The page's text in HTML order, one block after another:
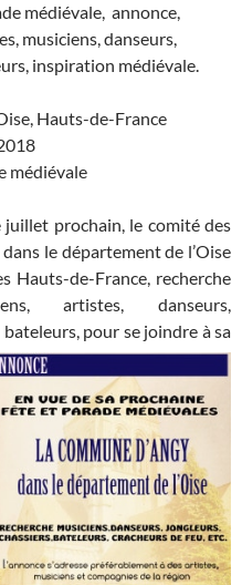
médiévale, annonce,
musiciens, danseurs,
inspiration médiévale.
Hauts-de-France
médiévale
prochain, le comité des
dans le département de l’Oise
Hauts-de-France, recherche
artistes, danseurs,
pour se joindre à sa